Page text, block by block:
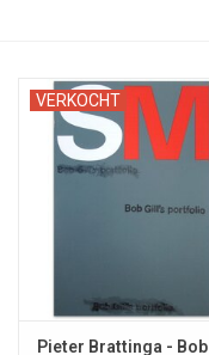
VERKOCHT
Pieter Brattinga - Bob